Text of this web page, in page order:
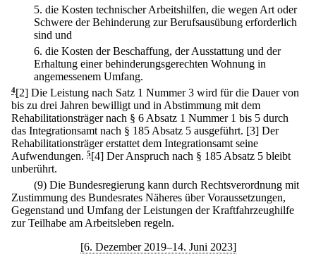
5. die Kosten technischer Arbeitshilfen, die wegen Art oder
Schwere der Behinderung zur Berufsausübung erforderlich
sind und
6. die Kosten der Beschaffung, der Ausstattung und der
Erhaltung einer behinderungsgerechten Wohnung in
angemessenem Umfang.
4[2] Die Leistung nach Satz 1 Nummer 3 wird für die Dauer von
bis zu drei Jahren bewilligt und in Abstimmung mit dem
Rehabilitationsträger nach § 6 Absatz 1 Nummer 1 bis 5 durch
das Integrationsamt nach § 185 Absatz 5 ausgeführt. [3] Der
Rehabilitationsträger erstattet dem Integrationsamt seine
Aufwendungen. 5[4] Der Anspruch nach § 185 Absatz 5 bleibt
unberührt.
(9) Die Bundesregierung kann durch Rechtsverordnung mit
Zustimmung des Bundesrates Näheres über Voraussetzungen,
Gegenstand und Umfang der Leistungen der Kraftfahrzeughilfe
zur Teilhabe am Arbeitsleben regeln.
[6. Dezember 2019–14. Juni 2023]